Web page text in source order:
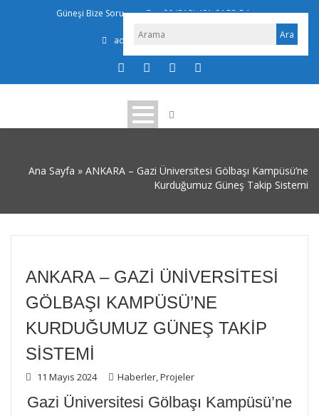
Güneşi Bize Sorun + 90 (312) 491 64 53-54
admin@ekosolar.com
Ana Sayfa » ANKARA – Gazi Üniversitesi Gölbaşı Kampüsü’ne
Kurduğumuz Güneş Takip Sistemi
ANKARA – GAZI ÜNIVERSITESI
GÖLBAŞI KAMPÜSÜ’NE
KURDUĞUMUZ GÜNEŞ TAKIP
SISTEMI
11 Mayıs 2024 Haberler,Projeler
Gazi Üniversitesi Gölbaşı Kampüsü’ne